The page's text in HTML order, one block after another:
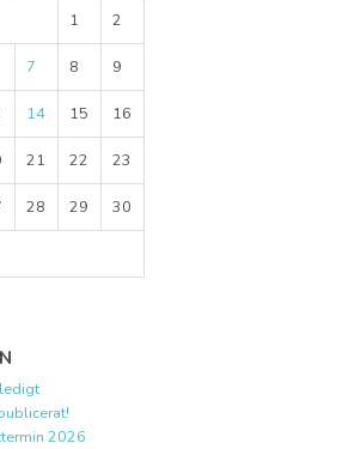
1 2
7 8 9
14 15 16
21 22 23
28 29 30
2026